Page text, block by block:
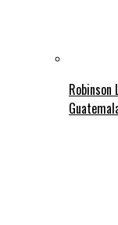
Robinson